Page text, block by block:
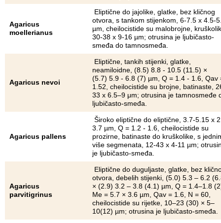
Agaricus
moellerianus
Eliptične do jajolike, glatke, bez kličnog
otvora, s tankom stijenkom, 6-7.5 x 4.5-
µm, cheilocistide su malobrojne,
30-38 x 9-16 µm; otrusina je ljubičasto-
smeđa do tamnosmeđa.
Agaricus nevoi
Eliptične, tankih stijenki, glatke,
neamiloidne, (8.5) 8.8 - 10.5 (11.5) ×
(5.7) 5.9 - 6.8 (7) µm, Q = 1.4 - 1.6, Qav
1.52, cheilocistide su brojne, batinaste,
33 x 6.5‒9 μm; otrusina je tamnosmeđe
ljubičasto-smeđa.
Agaricus pallens
Široko eliptične do eliptične, 3.7-5.15 x
3.7 µm, Q = 1.2 - 1.6, cheilocistide su
prozirne, batinaste do kruškolike, s
više segmenata, 12-43 x 4-11 µm;
je ljubičasto-smeđa.
Agaricus
parvitigrinus
Eliptične do duguljaste, glatke, bez
otvora, debelih stijenki, (5.0) 5.3 – 6.2
× (2.9) 3.2 – 3.8 (4.1) µm, Q = 1.4–1.8
Me = 5.7 × 3.6 µm, Qav = 1.6, N = 60,
cheilocistide su rijetke, 10–23 (30) × 5–
10(12) µm; otrusina je ljubičasto-smeđa.